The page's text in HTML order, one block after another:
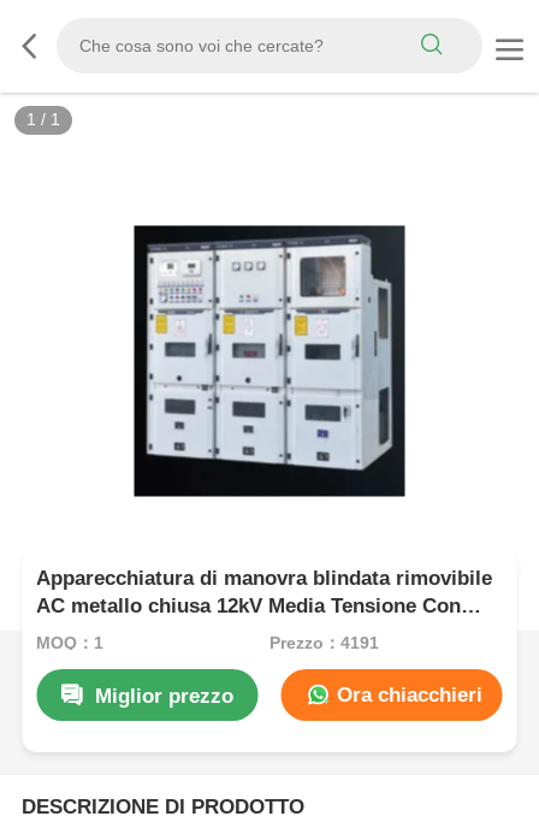
1 / 1
Apparecchiatura di manovra blindata rimovibile
AC metallo chiusa 12kV Media Tensione Con
Isolamento ad Aria
MOQ：1 Prezzo：4191
Miglior prezzo Ora chiacchieri
DESCRIZIONE DI PRODOTTO